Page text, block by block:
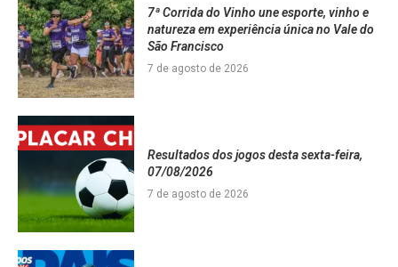
7ª Corrida do Vinho une esporte, vinho e
natureza em experiência única no Vale do
São Francisco
7 de agosto de 2026
Resultados dos jogos desta sexta-feira,
07/08/2026
7 de agosto de 2026